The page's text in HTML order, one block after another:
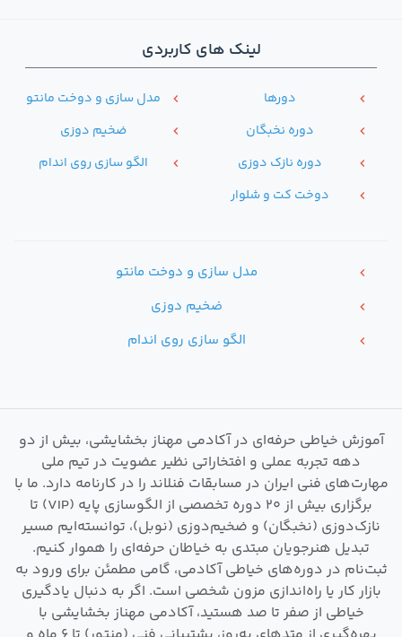
لینک های کاربردی
chevron_left دور‌ها
chevron_left دوره نخبگان
chevron_left دوره نازک دوزی
chevron_left دوخت کت و شلوار
chevron_left مدل سازی و دوخت مانتو
chevron_left ضخیم دوزی
chevron_left الگو سازی روی اندام
chevron_left مدل سازی و دوخت مانتو
chevron_left ضخیم دوزی
chevron_left الگو سازی روی اندام
آموزش خیاطی حرفه‌ای در آکادمی مهناز بخشایشی، بیش از دو
دهه تجربه عملی و افتخاراتی نظیر عضویت در تیم ملی
مهارت‌های فنی ایران در مسابقات فنلاند را در کارنامه دارد. ما با
برگزاری بیش از ۲۰ دوره تخصصی از الگوسازی پایه (VIP) تا
نازک‌دوزی (نخبگان) و ضخیم‌دوزی (نوبل)، توانسته‌ایم مسیر
تبدیل هنرجویان مبتدی به خیاطان حرفه‌ای را هموار کنیم.
ثبت‌نام در دوره‌های خیاطی آکادمی، گامی مطمئن برای ورود به
بازار کار یا راه‌اندازی مزون شخصی است. اگر به دنبال یادگیری
خیاطی از صفر تا صد هستید، آکادمی مهناز بخشایشی با